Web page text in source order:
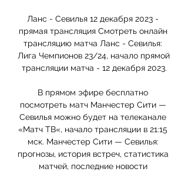
Ланс - Севилья 12 декабря 2023 -
прямая трансляция Смотреть онлайн
трансляцию матча Ланс - Севилья:
Лига Чемпионов 23/24, начало прямой
трансляции матча - 12 декабря 2023.
В прямом эфире бесплатно
посмотреть матч Манчестер Сити —
Севилья можно будет на телеканале
«Матч ТВ«, начало трансляции в 21:15
мск. Манчестер Сити — Севилья:
прогнозы, история встреч, статистика
матчей, последние новости